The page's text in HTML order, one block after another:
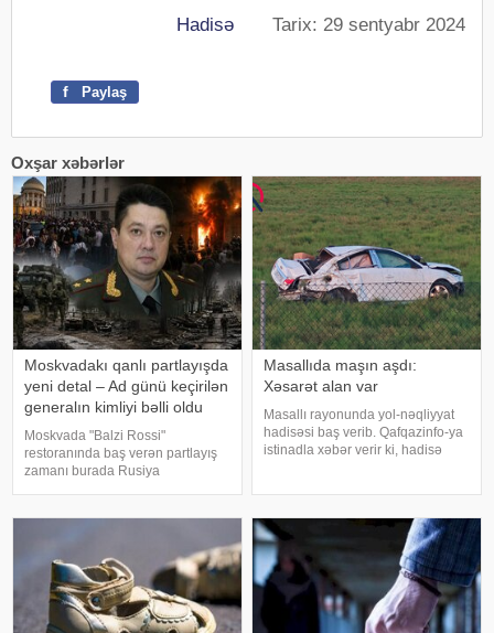
Hadisə Tarix: 29 sentyabr 2024
f Paylaş
Oxşar xəbərlər
Moskvadakı qanlı partlayışda
yeni detal – Ad günü keçirilən
generalın kimliyi bəlli oldu
Moskvada "Balzi Rossi"
restoranında baş verən partlayış
zamanı burada Rusiya
Aleksandr Çaykonun ad gününün
yayılıb. KONKRET.azxəbə
Masallıda maşın aşdı:
Xəsarət alan var
Masallı rayonunda yol-nəqliyyat
hadisəsi baş verib. Qafqazinfo-ya
istinadla xəbər verir ki, hadisə
maşın idarəetmədə